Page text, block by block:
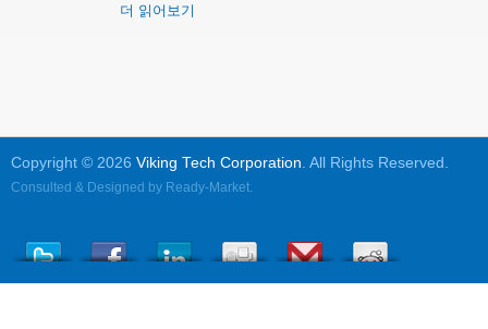
더 읽어보기
Copyright © 2026 Viking Tech Corporation . All Rights Reserved.
Consulted & Designed by Ready-Market